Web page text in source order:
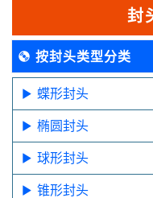
封
按封头类型分类
蝶形封头
椭圆封头
球形封头
锥形封头